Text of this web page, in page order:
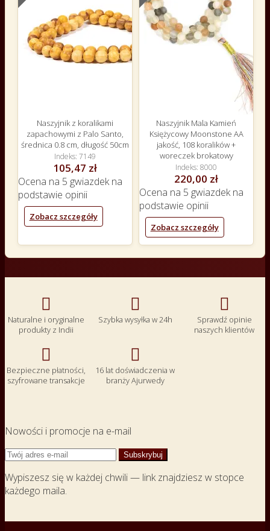
Naszyjnik z koralikami
zapachowymi z Palo Santo,
średnica 0.8 cm, długość 50cm
Indeks 7149
105,47 zł
Ocena na 5 gwiazdek na
podstawie opinii
Zobacz szczegóły
Naszyjnik Mala Kamień
Księżycowy Moonstone AA
jakość, 108 koralików +
woreczek brokatowy
Indeks 8000
220,00 zł
Ocena na 5 gwiazdek na
podstawie opinii
Zobacz szczegóły

Naturalne i oryginalne
produkty z Indii

Szybka wysyłka w 24h

Sprawdź opinie
naszych klientów

Bezpieczne płatności,
szyfrowane transakcje

16 lat doświadczenia w
branży Ajurwedy
Nowości i promocje na e-mail
Wypiszesz się w każdej chwili — link znajdziesz w stopce
każdego maila.